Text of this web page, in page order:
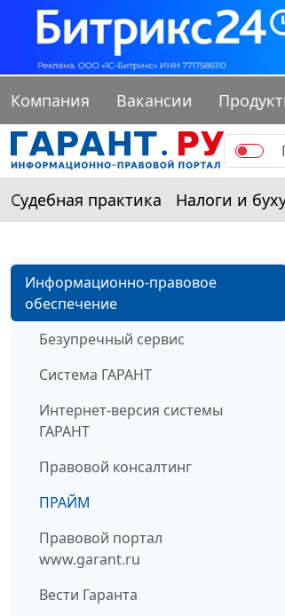
Компания Вакансии
Судебная практика Налоги и
Информационно-правовое
обеспечение
Безупречный сервис
Система ГАРАНТ
Интернет-версия системы
ГАРАНТ
Правовой консалтинг
ПРАЙМ
Правовой портал
www.garant.ru
Вести Гаранта